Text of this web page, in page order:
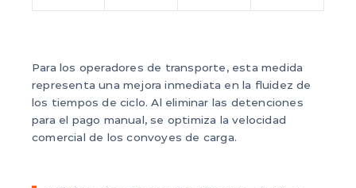
Para los operadores de transporte, esta medida
representa una mejora inmediata en la fluidez de
los tiempos de ciclo. Al eliminar las detenciones
para el pago manual, se optimiza la velocidad
comercial de los convoyes de carga.